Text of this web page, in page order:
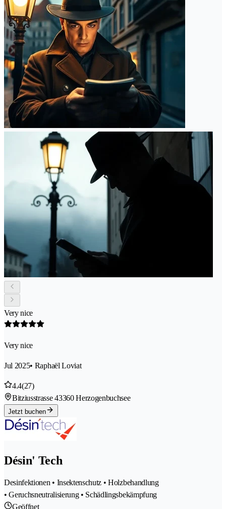
Very nice
Very nice
Jul 2025• Raphaël Loviat
4.4(27)
Bitziusstrasse 43360 Herzogenbuchsee
Jetzt buchen
Désin' Tech
Desinfektionen • Insektenschutz • Holzbehandlung
• Geruchsneutralisierung • Schädlingsbekämpfung
Geöffnet